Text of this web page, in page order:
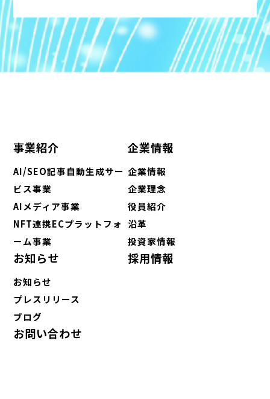
事業紹介
AI/SEO記事自動生成サー
ビス事業
AIメディア事業
NFT連携ECプラットフォ
ーム事業
企業情報
企業情報
企業理念
役員紹介
沿革
投資家情報
お知らせ
お知らせ
プレスリリース
ブログ
採用情報
お問い合わせ